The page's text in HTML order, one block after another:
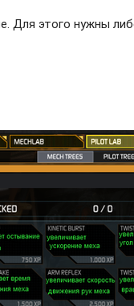
Для этого нужны